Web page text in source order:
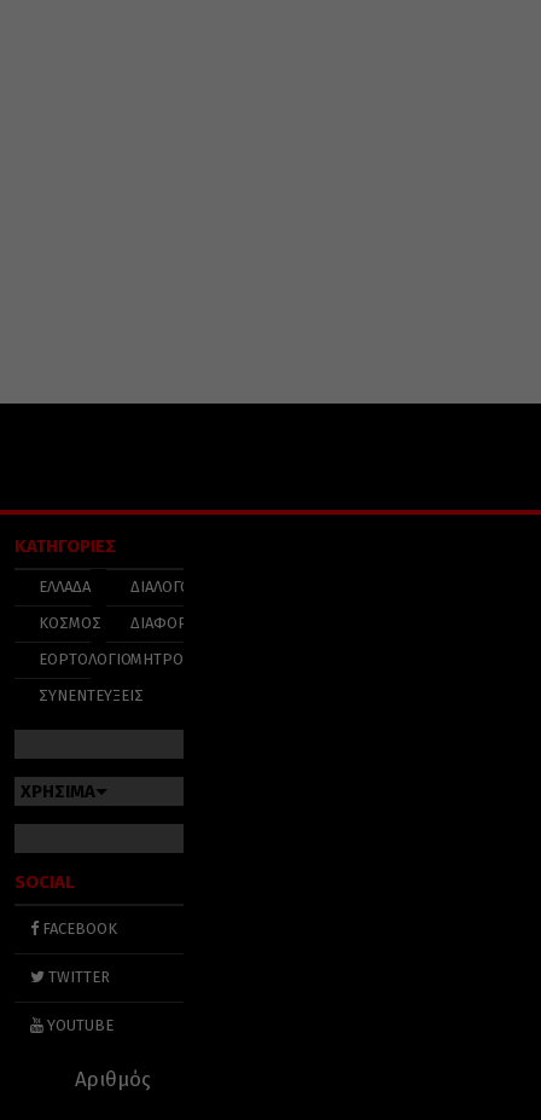
ΚΑΤΗΓΟΡΙΕΣ
ΕΛΛΑΔΑ
ΚΟΣΜΟΣ
ΕΟΡΤΟΛΟΓΙΟ
ΣΥΝΕΝΤΕΥΞΕΙΣ
ΔΙΑΛΟΓΟΣ
ΔΙΑΦΟΡΑ
ΜΗΤΡΟΠΟΛΕΙΣ
ΧΡΗΣΙΜΑ
SOCIAL
FACEBOOK
TWITTER
YOUTUBE
Αριθμός